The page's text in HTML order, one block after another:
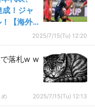
！ジャ
【海外
2025/7/15(Tu) 12:20
落札w w
2025/7/15(Tu) 12:13